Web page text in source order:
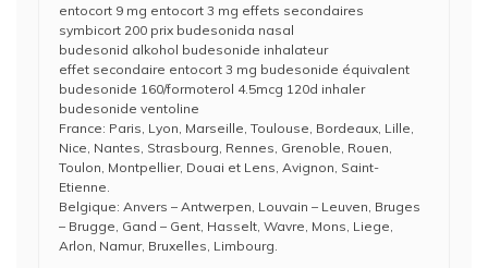
entocort 9 mg entocort 3 mg effets secondaires
symbicort 200 prix budesonida nasal
budesonid alkohol budesonide inhalateur
effet secondaire entocort 3 mg budesonide équivalent
budesonide 160/formoterol 4.5mcg 120d inhaler
budesonide ventoline
France: Paris, Lyon, Marseille, Toulouse, Bordeaux, Lille,
Nice, Nantes, Strasbourg, Rennes, Grenoble, Rouen,
Toulon, Montpellier, Douai et Lens, Avignon, Saint-
Etienne.
Belgique: Anvers – Antwerpen, Louvain – Leuven, Bruges
– Brugge, Gand – Gent, Hasselt, Wavre, Mons, Liege,
Arlon, Namur, Bruxelles, Limbourg.